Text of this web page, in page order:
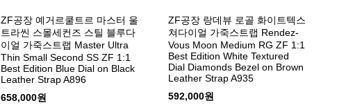
ZF공장 예거르쿨트르 마스터 울
트라씬 스몰세컨즈 스틸 블루다
이얼 가죽스트랩 Master Ultra
Thin Small Second SS ZF 1:1
Best Edition Blue Dial on Black
Leather Strap A896
658,000원
ZF공장 랑데뷰 로골 화이트텍스
쳐다이얼 가죽스트랩 Rendez-
Vous Moon Medium RG ZF 1:1
Best Edition White Textured
Dial Diamonds Bezel on Brown
Leather Strap A935
592,000원